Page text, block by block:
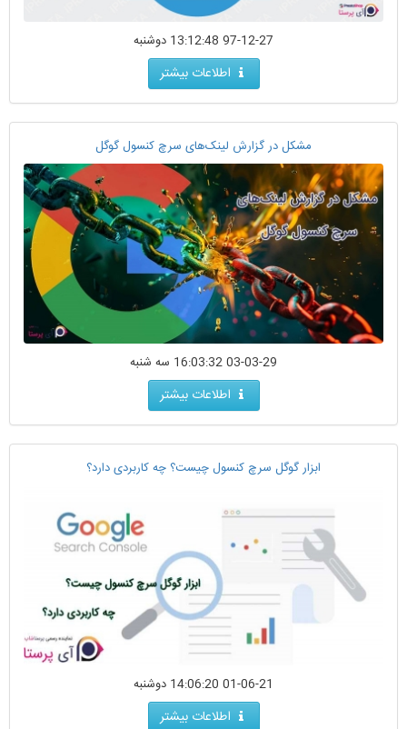
97-12-27 13:12:48 دوشنبه
اطلاعات بیشتر
مشکل در گزارش لینک‌های سرچ کنسول گوگل
03-03-29 16:03:32 سه شنبه
اطلاعات بیشتر
ابزار گوگل سرچ کنسول چیست؟ چه کاربردی دارد؟
01-06-21 14:06:20 دوشنبه
اطلاعات بیشتر